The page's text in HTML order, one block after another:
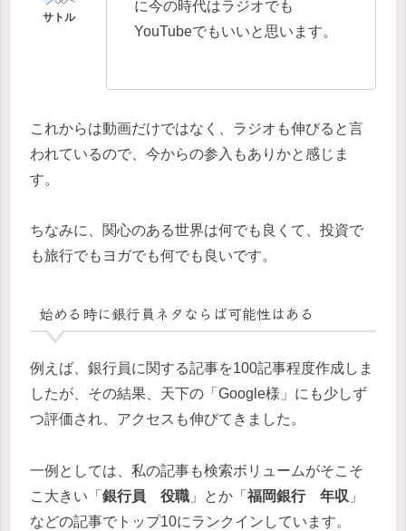
に今の時代はラジオでも
YouTubeでもいいと思います。
これからは動画だけではなく、ラジオも伸びると言
われているので、今からの参入もありかと感じま
す。
ちなみに、関心のある世界は何でも良くて、投資で
も旅行でもヨガでも何でも良いです。
始める時に銀行員ネタならば可能性はある
例えば、銀行員に関する記事を100記事程度作成しま
したが、その結果、天下の「Google様」にも少しず
つ評価され、アクセスも伸びてきました。
一例としては、私の記事も検索ボリュームがそこそ
こ大きい「 銀行員 役職 」とか「 福岡銀行 年収 」
などの記事でトップ10にランクインしています。